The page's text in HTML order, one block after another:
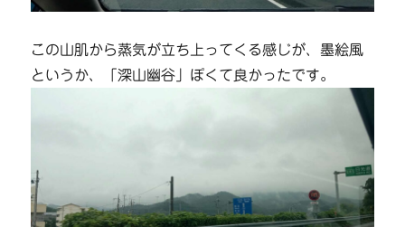
この山肌から蒸気が立ち上ってくる感じが、墨絵風
というか、「深山幽谷」ぽくて良かったです。